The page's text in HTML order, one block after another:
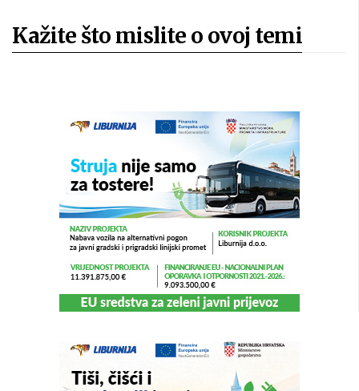
Kažite što mislite o ovoj temi